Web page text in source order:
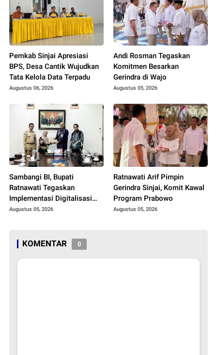
Pemkab Sinjai Apresiasi
BPS, Desa Cantik Wujudkan
Tata Kelola Data Terpadu
Augustus 06, 2026
Andi Rosman Tegaskan
Komitmen Besarkan
Gerindra di Wajo
Augustus 05, 2026
Sambangi BI, Bupati
Ratnawati Tegaskan
Implementasi Digitalisasi
Daerah
Augustus 05, 2026
Ratnawati Arif Pimpin
Gerindra Sinjai, Komit Kawal
Program Prabowo
Augustus 05, 2026
KOMENTAR 0